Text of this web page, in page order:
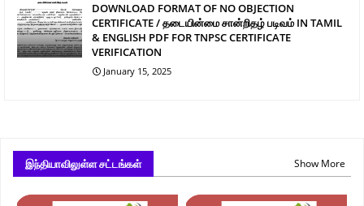
DOWNLOAD FORMAT OF NO OBJECTION
CERTIFICATE / தடையின்மை சான்றிதழ் படிவம் IN TAMIL
& ENGLISH PDF FOR TNPSC CERTIFICATE
VERIFICATION
January 15, 2025
இந்தியாவிலுள்ள சட்டங்கள் Show More